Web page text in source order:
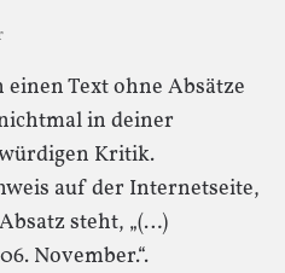
Text ohne Absätze
in deiner
Kritik.
auf der Internetseite,
steht, „(…)
November.“.